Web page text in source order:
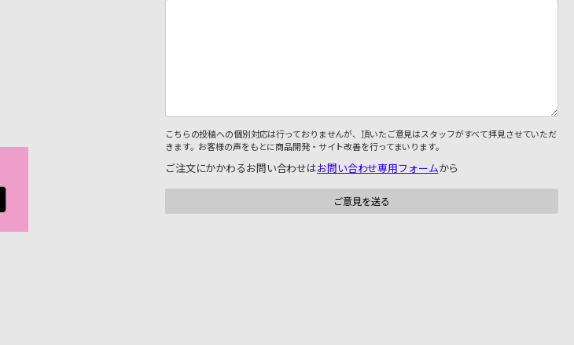
こちらの投稿への個別対応は行っておりませんが、頂いたご意見はスタッフがすべて拝見させていただ
きます。お客様の声をもとに商品開発・サイト改善を行ってまいります。
ご注文にかかわるお問い合わせはお問い合わせ専用フォームから